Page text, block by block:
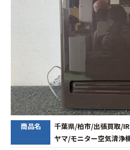
商品名
千葉県/柏市/出張買取/
ヤマ/モニター空気清浄